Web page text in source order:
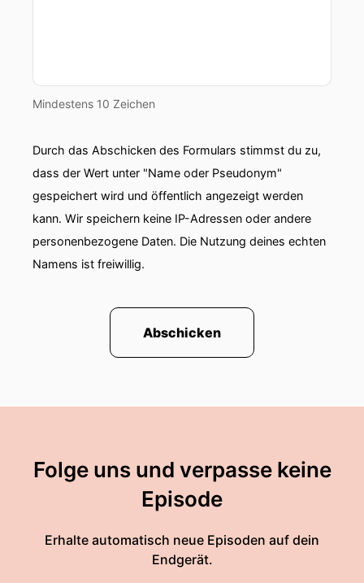
Mindestens 10 Zeichen
Durch das Abschicken des Formulars stimmst du zu,
dass der Wert unter "Name oder Pseudonym"
gespeichert wird und öffentlich angezeigt werden
kann. Wir speichern keine IP-Adressen oder andere
personenbezogene Daten. Die Nutzung deines echten
Namens ist freiwillig.
Abschicken
Folge uns und verpasse keine
Episode
Erhalte automatisch neue Episoden auf dein
Endgerät.